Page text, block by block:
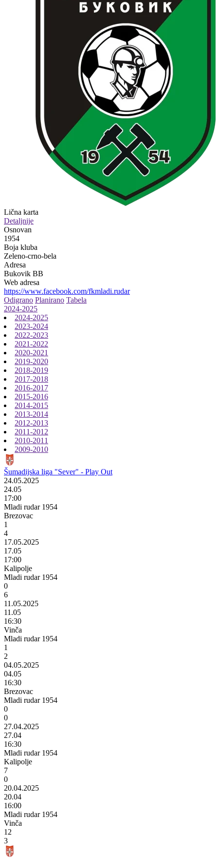
Lična karta
Detaljnije
Osnovan
1954
Boja kluba
Zeleno-crno-bela
Adresa
Bukovik BB
Web adresa
https://www.facebook.com/fkmladi.rudar
Odigrano Planirano Tabela
2024-2025
2024-2025
2023-2024
2022-2023
2021-2022
2020-2021
2019-2020
2018-2019
2017-2018
2016-2017
2015-2016
2014-2015
2013-2014
2012-2013
2011-2012
2010-2011
2009-2010
Šumadijska liga "Sever" - Play Out
24.05.2025
24.05
17:00
Mladi rudar 1954
Brezovac
1
4
17.05.2025
17.05
17:00
Kalipolje
Mladi rudar 1954
0
6
11.05.2025
11.05
16:30
Vinča
Mladi rudar 1954
1
2
04.05.2025
04.05
16:30
Brezovac
Mladi rudar 1954
0
0
27.04.2025
27.04
16:30
Mladi rudar 1954
Kalipolje
7
0
20.04.2025
20.04
16:00
Mladi rudar 1954
Vinča
12
3